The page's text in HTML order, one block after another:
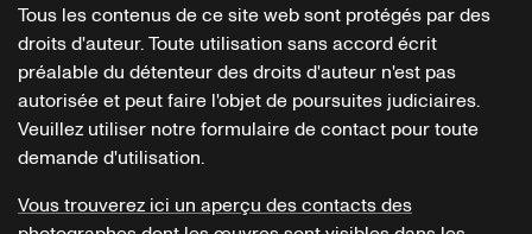
Tous les contenus de ce site web sont protégés par des
droits d'auteur. Toute utilisation sans accord écrit
préalable du détenteur des droits d'auteur n'est pas
autorisée et peut faire l'objet de poursuites judiciaires.
Veuillez utiliser notre formulaire de contact pour toute
demande d'utilisation.
Vous trouverez ici un aperçu des contacts des